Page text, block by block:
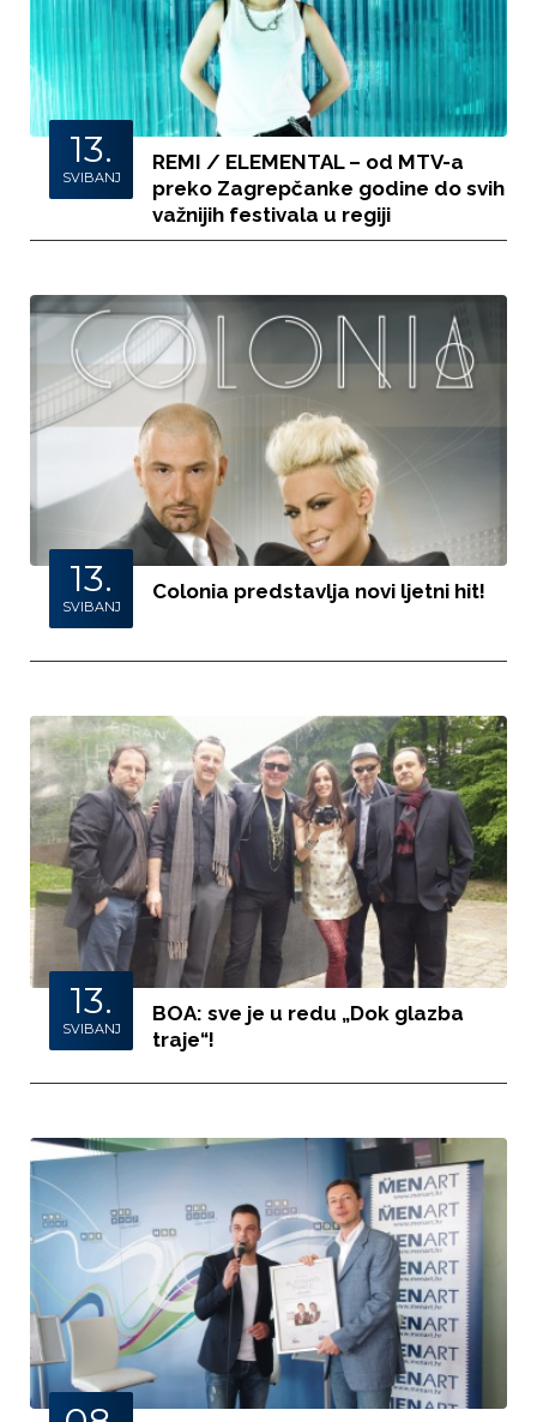
13.
SVIBANJ
REMI / ELEMENTAL – od MTV-a
preko Zagrepčanke godine do svih
važnijih festivala u regiji
13.
SVIBANJ
Colonia predstavlja novi ljetni hit!
13.
SVIBANJ
BOA: sve je u redu „Dok glazba
traje“!